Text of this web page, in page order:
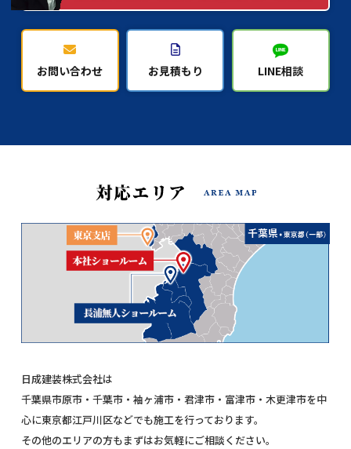
お問い合わせ お見積もり LINE相談
日成建装株式会社は
千葉県市原市・千葉市・袖ヶ浦市・君津市・富津市・木更津市を中
心に東京都江戸川区などでも施工を行っております。
その他のエリアの方もまずはお気軽にご相談ください。